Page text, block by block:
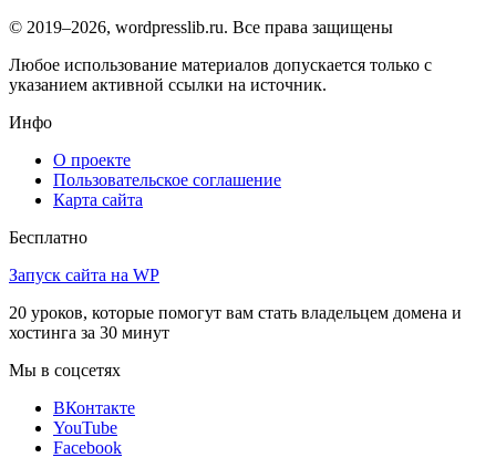
© 2019–2026, wordpresslib.ru. Все права защищены
Любое использование материалов допускается только с
указанием активной ссылки на источник.
Инфо
О проекте
Пользовательское соглашение
Карта сайта
Бесплатно
Запуск сайта на WP
20 уроков, которые помогут вам стать владельцем домена и
хостинга за 30 минут
Мы в соцсетях
ВКонтакте
YouTube
Facebook